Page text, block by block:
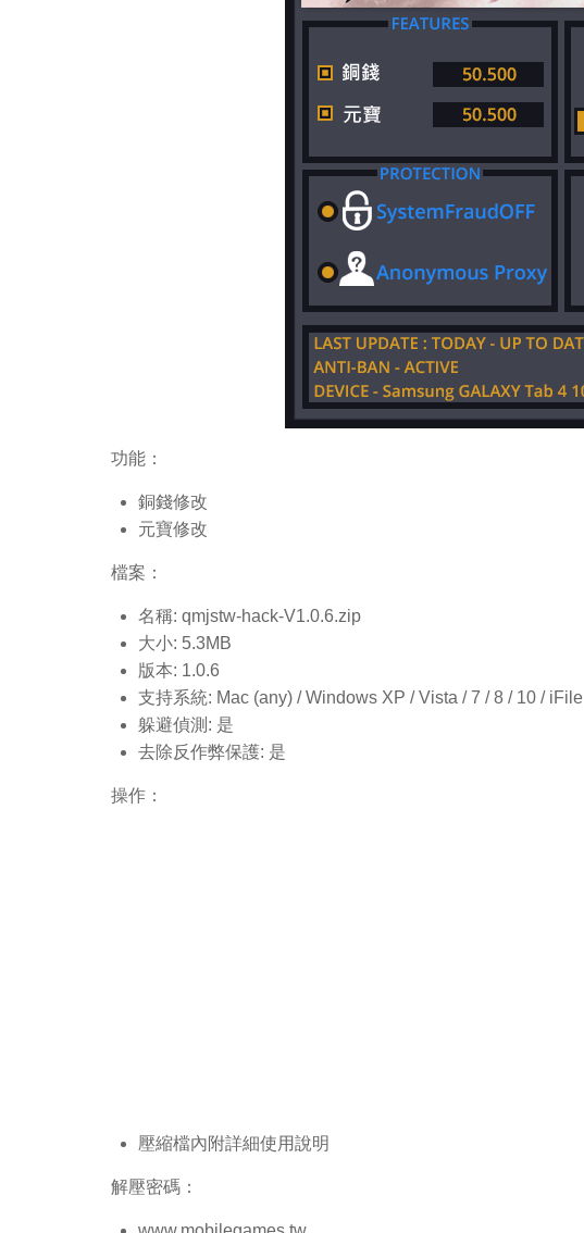
功能：
銅錢修改
元寶修改
檔案：
名稱: qmjstw-hack-V1.0.6.zip
大小: 5.3MB
版本: 1.0.6
支持系統: Mac (any) / Windows XP / Vista / 7 / 8 / 10 / iFile
躲避偵測: 是
去除反作弊保護: 是
操作：
壓縮檔內附詳細使用說明
解壓密碼：